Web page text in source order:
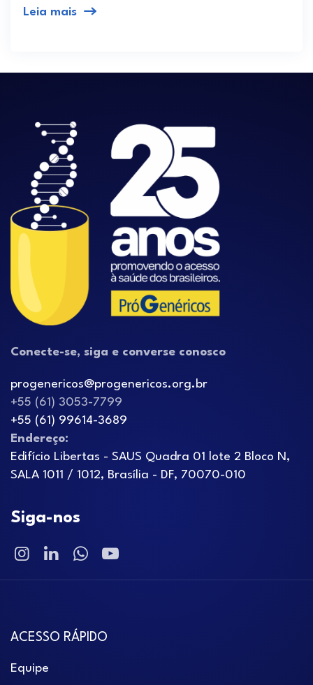
Leia mais
Conecte-se, siga e converse conosco
progenericos@progenericos.org.br
+55 (61) 3053-7799
+55 (61) 99614-3689
Endereço:
Edifício Libertas - SAUS Quadra 01 lote 2 Bloco N,
SALA 1011 / 1012, Brasília - DF, 70070-010
Siga-nos
ACESSO RÁPIDO
Equipe